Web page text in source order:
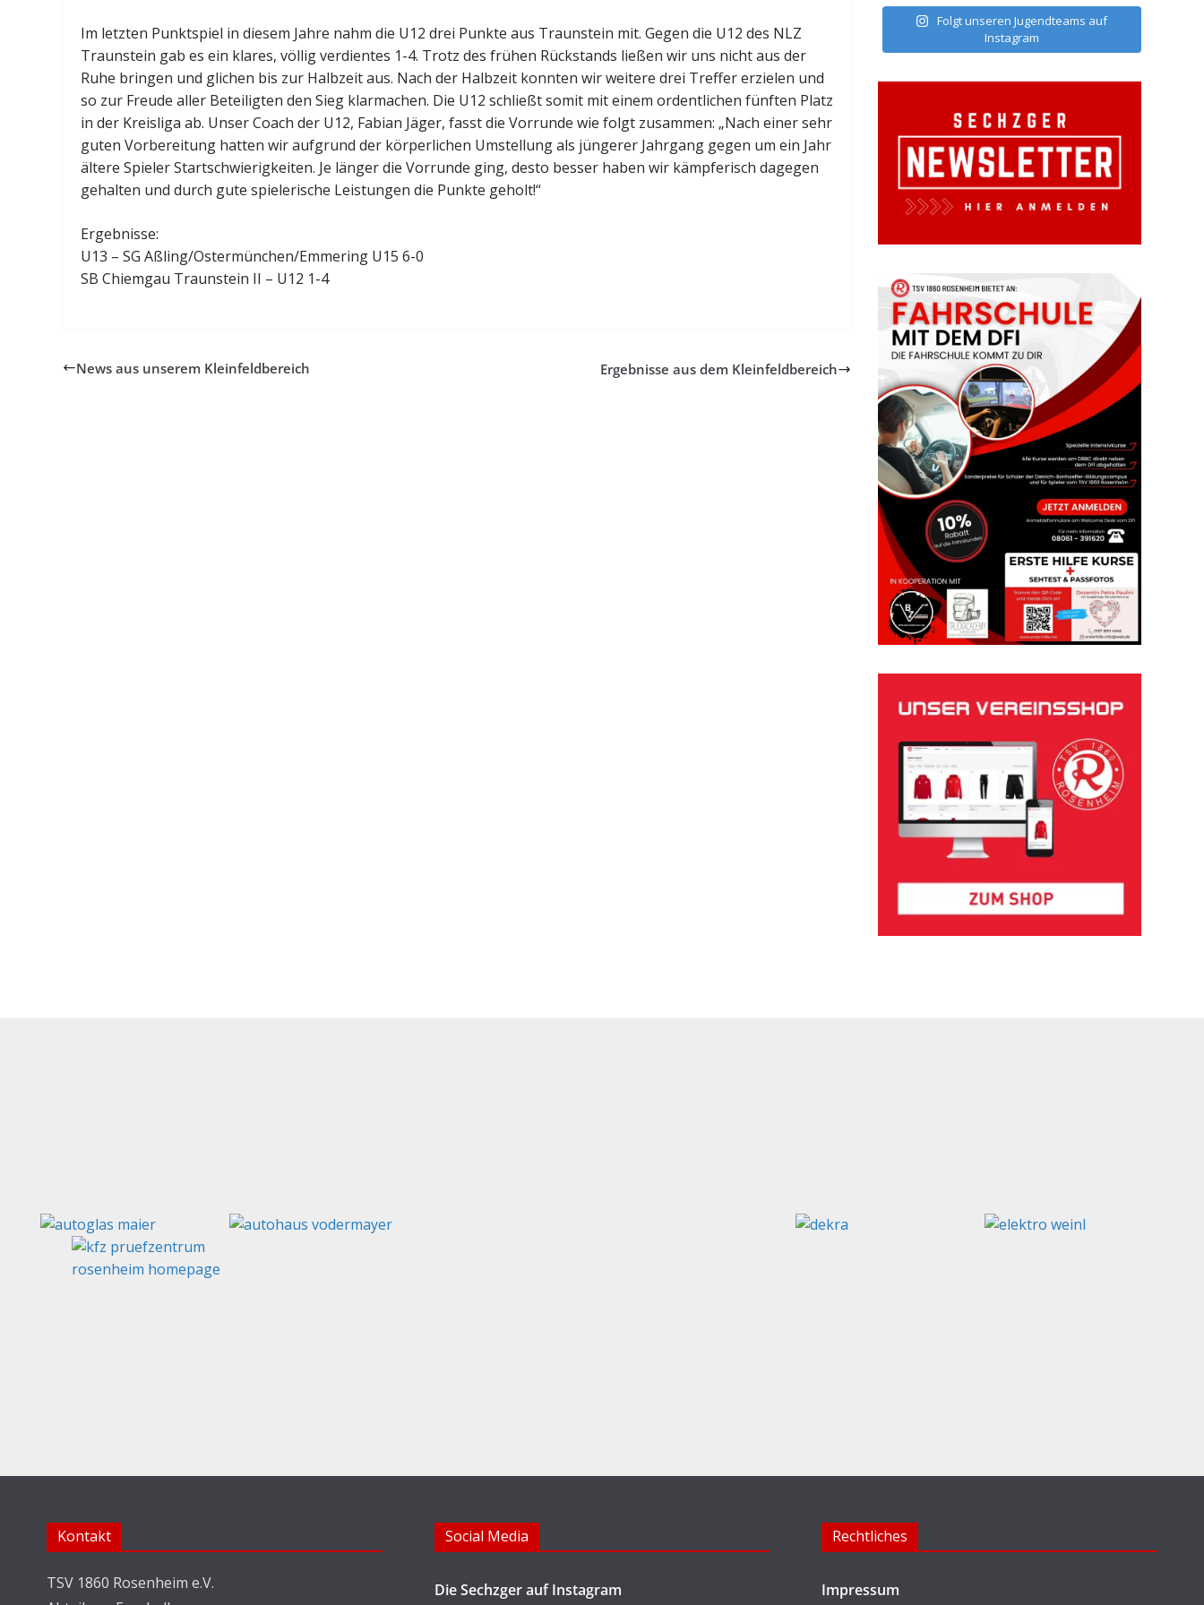
Im letzten Punktspiel in diesem Jahre nahm die U12 drei Punkte aus Traunstein mit. Gegen die U12 des NLZ
Traunstein gab es ein klares, völlig verdientes 1-4. Trotz des frühen Rückstands ließen wir uns nicht aus der
Ruhe bringen und glichen bis zur Halbzeit aus. Nach der Halbzeit konnten wir weitere drei Treffer erzielen und
so zur Freude aller Beteiligten den Sieg klarmachen. Die U12 schließt somit mit einem ordentlichen fünften Platz
in der Kreisliga ab. Unser Coach der U12, Fabian Jäger, fasst die Vorrunde wie folgt zusammen: „Nach einer sehr
guten Vorbereitung hatten wir aufgrund der körperlichen Umstellung als jüngerer Jahrgang gegen um ein Jahr
ältere Spieler Startschwierigkeiten. Je länger die Vorrunde ging, desto besser haben wir kämpferisch dagegen
gehalten und durch gute spielerische Leistungen die Punkte geholt!“
Ergebnisse:
U13 – SG Aßling/Ostermünchen/Emmering U15 6-0
SB Chiemgau Traunstein II – U12 1-4
News aus unserem Kleinfeldbereich Ergebnisse aus dem Kleinfeldbereich
Folgt unseren Jugendteams auf
Instagram
Kontakt
TSV 1860 Rosenheim e.V.
Social Media
Die Sechzger auf Instagram
Rechtliches
Impressum